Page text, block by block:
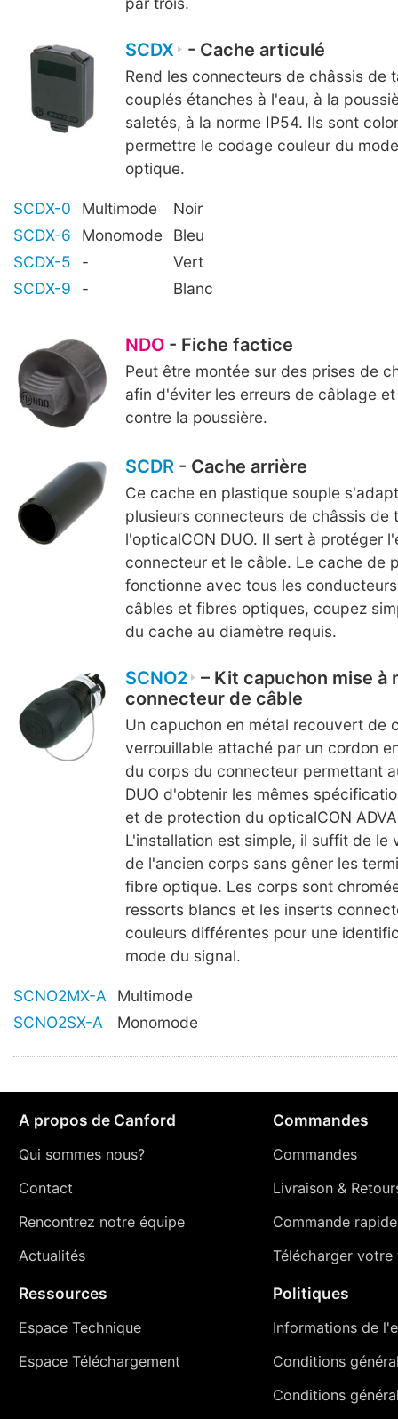
SCDX - Cache articulé
Rend les connecteurs de châssis de
couplés étanches à l'eau, à la
saletés, à la norme IP54. Ils sont
permettre le codage couleur du
optique.
SCDX-0 Multimode
Noir
SCDX-6
Monomode
Bleu
SCDX-5
-
Vert
SCDX-9
- Blanc
NDO- Fiche factice
Peut être montée sur des prises de
afin d'éviter les erreurs de câblage
contre la poussière.
SCDR- Cache arrière
Ce cache en plastique souple
plusieurs connecteurs de châssis de
l'opticalCON DUO. Il sert à protéger
connecteur et le câble. Le cache de
fonctionne avec tous les
câbles et fibres optiques, coupez
du cache au diamètre requis.
SCNO2
– Kit capuchon mise à
connecteur de câble
Un capuchon en métal recouvert de
verrouillable attaché par un cordon
du corps du connecteur permettant
DUO d'obtenir les mêmes
et de protection du opticalCON
L'installation est simple, il suffit de le
de l'ancien corps sans gêner les
fibre optique. Les corps sont
ressorts blancs et les inserts
couleurs différentes pour une
mode du signal.
SCNO2MX-A
Multimode
SCNO2SX-A
Monomode
A propos de Canford
Qui sommes nous?
Contact
Rencontrez notre équipe
Actualités
Commandes
Commandes
Livraison&
Commande rapide
Télécharger votre
Ressources
Espace Technique
Espace Téléchargement
Politiques
Informations de
Conditions
Conditions